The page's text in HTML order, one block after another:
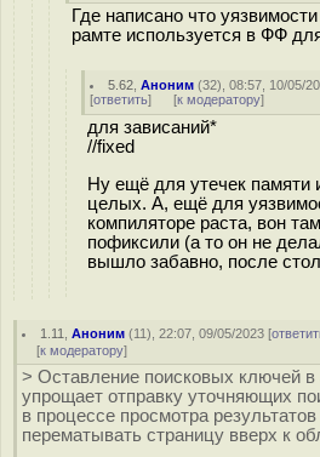
Где написано что
рамте используется в ФФ
5.62 ,Аноним (32), 08:57, 10/05/
[ответить] [к модератору]
для зависаний*
//fixed
Ну ещё для утечек памяти
целых. А, ещё для
компиляторе раста, вон
пофиксили (а то он не
вышло забавно, после
1.11 ,Аноним (11), 22:07, 09/05/2023 [
[к модератору]
> Оставление поисковых ключей в
упрощает отправку уточняющих
в процессе просмотра
перематывать страницу вверх к